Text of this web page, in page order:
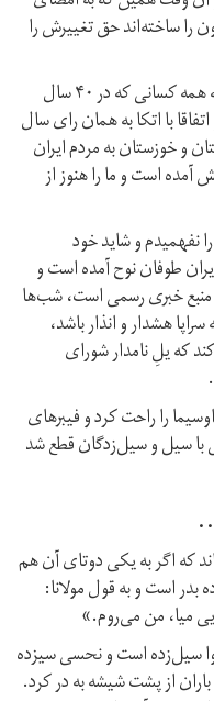
را ساخته‌اند حق تغییرش را
هر‌چه بود، صدا‌و‌سیما با فحش و بد‌و‌بیراه به همه کسانی که در ۴۰ سال
با اتکا به همان رای سال
و خوزستان به مردم ایران
سیل اصلی ۴۰ سال پیش آمده است و ما را هنوز از
نفهمیدم و شاید خود
طوفان نوح آمده است و
منبع خبری رسمی است، شب‌ها
هشدار و انذار باشد،
که یلِ نامدار شورای
را راحت کرد و فیبرهای
با سیل و سیل‌زدگان قطع شد
که اگر به یکی دوتای آن هم
است و به قول مولانا:
میا، من می‌روم.»
هوا سیل‌زده است و نحسی سیزده
از پشت شیشه به در کرد.